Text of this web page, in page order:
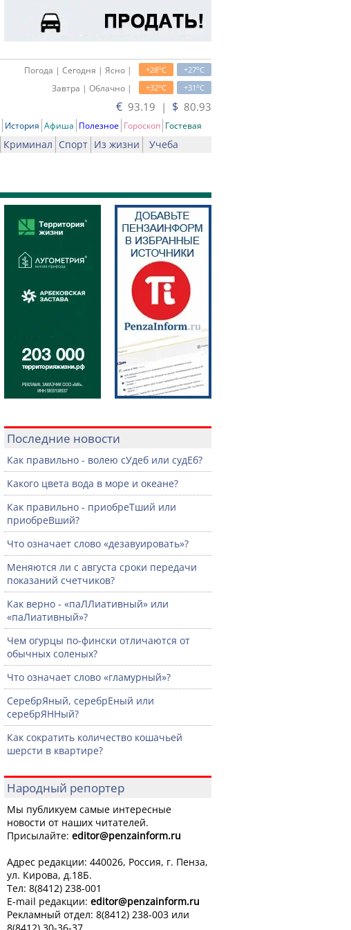
+27oC
+28oC
Погода | Сегодня | Ясно |
+31oC
+32oC
Завтра | Облачно |
€ 93.19 | $ 80.93
История Афиша Полезное Гороскоп Гостевая
Криминал Спорт Из жизни Учеба
Печать
Последние новости
Как правильно - волею сУдеб или судЕб?
Какого цвета вода в море и океане?
Как правильно - приобреТший или
приобреВший?
Что означает слово «дезавуировать»?
Меняются ли с августа сроки передачи
показаний счетчиков?
Как верно - «паЛЛиативный» или
«паЛиативный»?
Чем огурцы по-фински отличаются от
обычных соленых?
Что означает слово «гламурный»?
СеребрЯный, серебрЕный или
серебрЯННый?
Как сократить количество кошачьей
шерсти в квартире?
Народный репортер
Мы публикуем самые интересные
новости от наших читателей.
Присылайте: editor@penzainform.ru
Адрес редакции: 440026, Россия, г. Пенза,
ул. Кирова, д.18Б.
Тел: 8(8412) 238-001
E-mail редакции: editor@penzainform.ru
Рекламный отдел: 8(8412) 238-003 или